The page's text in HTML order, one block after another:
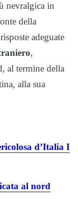
nevralgica in
della
adeguate
,
al termine della
alla sua
d’Italia I
al nord